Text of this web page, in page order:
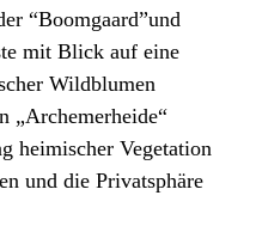
“Boomgaard”und
mit Blick auf eine
Wildblumen
„Archemerheide“
heimischer Vegetation
und die Privatsphäre